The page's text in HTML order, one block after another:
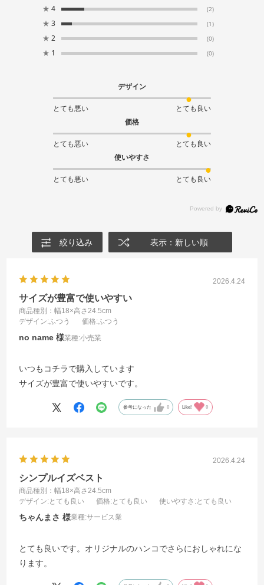
★ 4 (2)
★ 3 (1)
★ 2 (0)
★ 1 (0)
デザイン
とても悪い
とても良い
価格
とても悪い
とても良い
使いやすさ
とても悪い とても良い
絞り込み 表示：新しい順
2026.4.24
サイズが豊富で使いやすい
商品種別：幅18×高さ24.5cm
デザイン:ふつう 価格:ふつう
no name 業種:小売業
いつもコチラで購入しています
サイズが豊富で使いやすいです。
参考になった 0 Like! 0
2026.4.24
シンプルイズベスト
商品種別：幅18×高さ24.5cm
デザイン:とても良い 価格:とても良い 使いやすさ :とても良い
ちゃんまさ 業種:サービス業
とても良いです。オリジナルのハンコでさらにおしゃれにな
ります。